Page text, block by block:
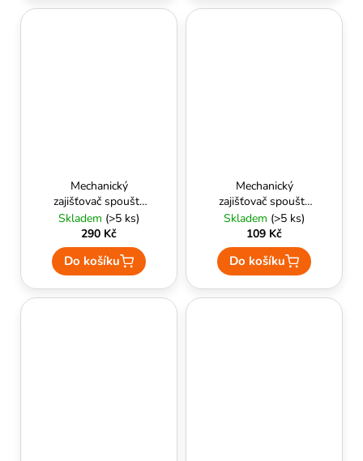
Mechanický
zajišťovač spouště
(CNC) - RetroArms
Skladem (>5 ks)
290 Kč
Do košíku
Mechanický
zajišťovač spouště
v.2 - Delta Armory
Skladem (>5 ks)
109 Kč
Do košíku